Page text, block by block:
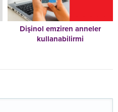
Dişinol emziren anneler
kullanabilirmi